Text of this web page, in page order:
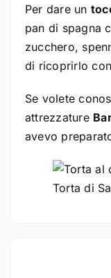
Per dare un
pan di spagna
zucchero,
di ricoprirlo
Se volete
attrezzature
avevo
Torta di